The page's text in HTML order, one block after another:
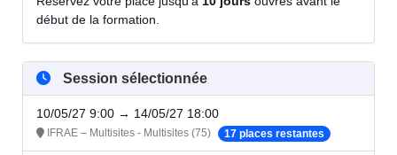
début de la formation.
Session sélectionnée
10/05/27 9:00 → 14/05/27 18:00
IFRAE – Multisites - Multisites (75) 17 places restantes